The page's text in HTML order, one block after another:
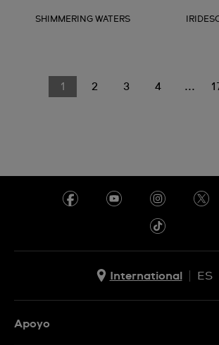
SHIMMERING WATERS
1 2 3 4 ...
International
ES
Apoyo